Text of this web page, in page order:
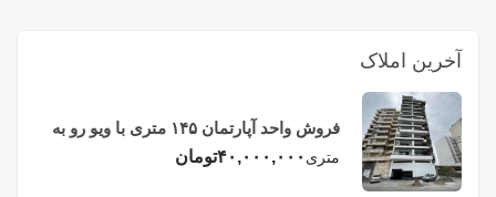
آخرین املاک
فروش واحد آپارتمان ۱۴۵ متری با ویو رو به
دریا در فریدونکنار
متری ۴۰,۰۰۰,۰۰۰تومان